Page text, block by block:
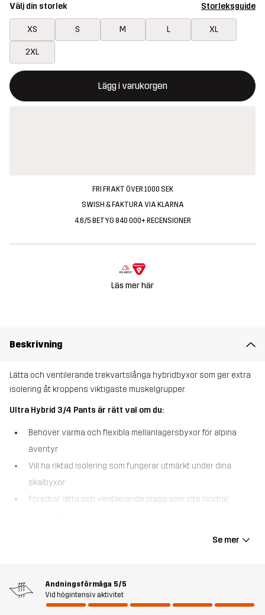
Välj din storlek Storleksguide
XS S M L XL
2XL
Lägg i varukorgen
Denna knapp kommer att öppna en modal som bekräftar en ny
{{size}} inte tillgänglig
FRI FRAKT ÖVER 1000 SEK
SWISH & FAKTURA VIA KLARNA
4.6/5 BETYG 840 000+ RECENSIONER
Läs mer här
Beskrivning
Lätta och ventilerande trekvartslånga hybridbyxor som ger extra
isolering åt kroppens viktigaste muskelgrupper.
Ultra Hybrid 3/4 Pants är rätt val om du:
Behöver varma och flexibla mellanlagersbyxor för alpina
äventyr
Vill ha riktad isolering som fungerar utmärkt under dina
skalbyxor
Föredrar lätta och ventilerande plagg som inte hindrar
Ultra Hybrid 3/4 Pants är lätta, isolerande mellanlagersbyxor
det behövs som mest - utan att ta onödig plats i kängor eller
pjäxor. Eftersom lår och sätesmuskler förlorar värme snabbast ser
den riktade isoleringen till att dessa områden hålls varma även i
Se mer
Andningsförmåga 5/5
Vid högintensiv aktivitet